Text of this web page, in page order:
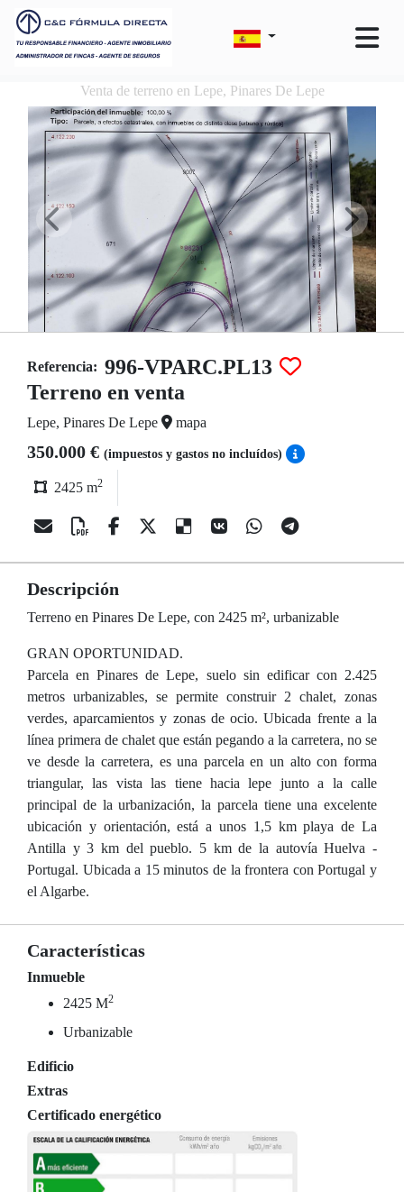
Venta de terreno en Lepe, Pinares De Lepe
Referencia: 996-VPARC.PL13
Terreno en venta
Lepe, Pinares De Lepe mapa
350.000 € (impuestos y gastos no incluídos)
2425 m2
Descripción
Terreno en Pinares De Lepe, con 2425 m², urbanizable
GRAN OPORTUNIDAD.
Parcela en Pinares de Lepe, suelo sin edificar con 2.425
metros urbanizables, se permite construir 2 chalet, zonas
verdes, aparcamientos y zonas de ocio. Ubicada frente a la
línea primera de chalet que están pegando a la carretera, no se
ve desde la carretera, es una parcela en un alto con forma
triangular, las vista las tiene hacia lepe junto a la calle
principal de la urbanización, la parcela tiene una excelente
ubicación y orientación, está a unos 1,5 km playa de La
Antilla y 3 km del pueblo. 5 km de la autovía Huelva -
Portugal. Ubicada a 15 minutos de la frontera con Portugal y
el Algarbe.
Características
Inmueble
2425 M2
Urbanizable
Edificio
Extras
Certificado energético